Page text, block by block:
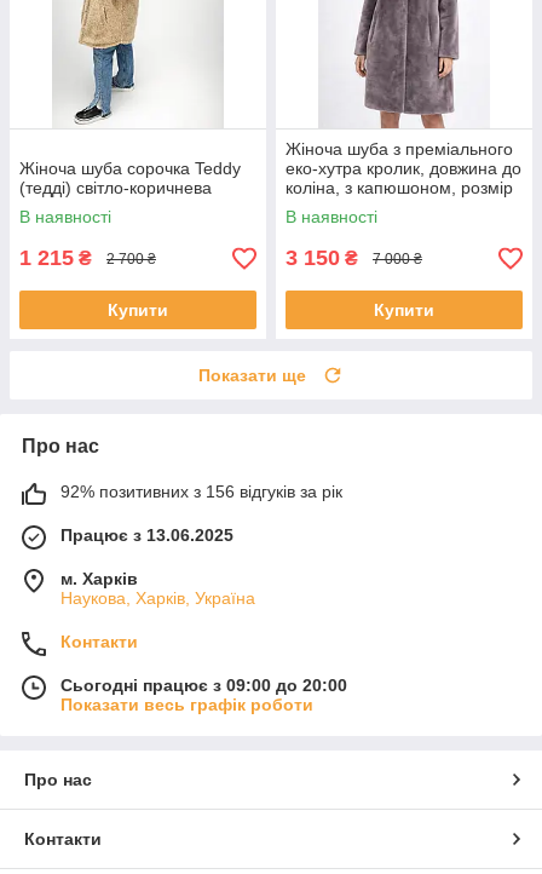
Жіноча шуба сорочка Teddy
(тедді) світло-коричнева
В наявності
1 215 ₴ 2 700 ₴
Купити
Жіноча шуба з преміального
еко-хутра кролик, довжина до
коліна, з капюшоном, розмір
52
В наявності
3 150 ₴ 7 000 ₴
Купити
Показати ще
Про нас
92% позитивних з 156 відгуків за рік
Працює з 13.06.2025
м. Харків
Наукова, Харків, Україна
Контакти
Сьогодні працює з 09:00 до 20:00
Показати весь графік роботи
Про нас
Контакти